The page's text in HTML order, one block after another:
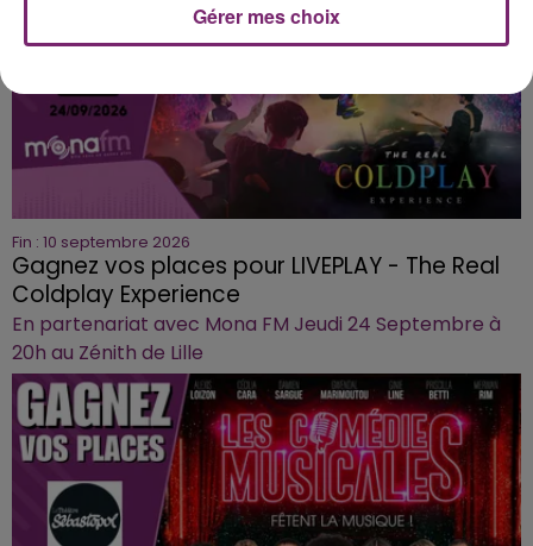
Fin : 10 septembre 2026
Gagnez vos places pour LIVEPLAY - The Real
Coldplay Experience
En partenariat avec Mona FM Jeudi 24 Septembre à
20h au Zénith de Lille
Gérer mes choix